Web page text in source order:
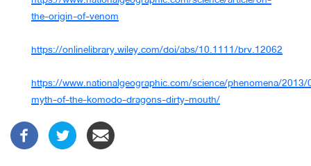
the-origin-of-venom
https://onlinelibrary.wiley.com/doi/abs/10.1111/brv.12062
https://www.nationalgeographic.com/science/phenomena/
myth-of-the-komodo-dragons-dirty-mouth/